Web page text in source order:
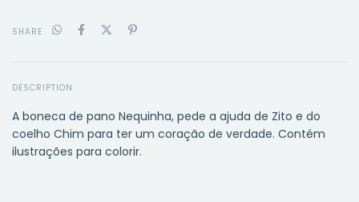
SHARE
DESCRIPTION
A boneca de pano Nequinha, pede a ajuda de Zito e do
coelho Chim para ter um coração de verdade. Contém
ilustrações para colorir.